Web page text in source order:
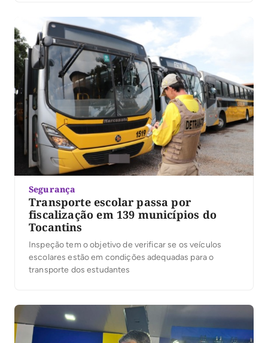
Segurança
Transporte escolar passa por
fiscalização em 139 municípios do
Tocantins
Inspeção tem o objetivo de verificar se os veículos
escolares estão em condições adequadas para o
transporte dos estudantes